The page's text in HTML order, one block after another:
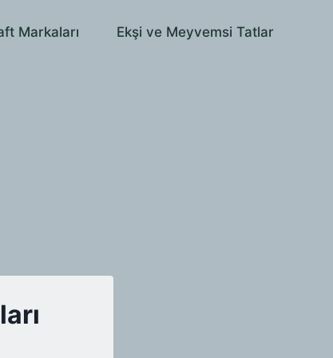
Markaları Ekşi ve Meyvemsi Tatlar